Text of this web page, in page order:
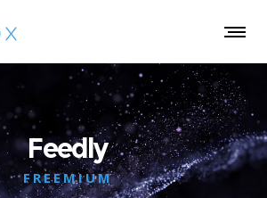
Feedly
FREEMIUM